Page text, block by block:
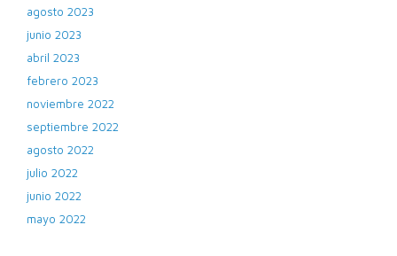
agosto 2023
junio 2023
abril 2023
febrero 2023
noviembre 2022
septiembre 2022
agosto 2022
julio 2022
junio 2022
mayo 2022